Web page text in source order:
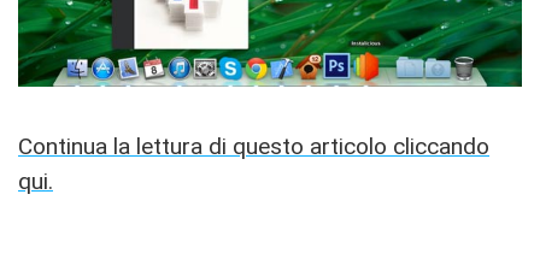
Continua la lettura di questo articolo cliccando
qui.